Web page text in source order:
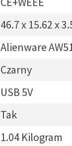
46.7 x 15.62 x
Alienware
Czarny
USB 5V
Tak
1.04 Kilogram